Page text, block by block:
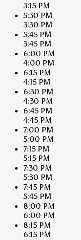
3:15 PM
5:30 PM
3:30 PM
5:45 PM
3:45 PM
6:00 PM
4:00 PM
6:15 PM
4:15 PM
6:30 PM
4:30 PM
6:45 PM
4:45 PM
7:00 PM
5:00 PM
7:15 PM
5:15 PM
7:30 PM
5:30 PM
7:45 PM
5:45 PM
8:00 PM
6:00 PM
8:15 PM
6:15 PM